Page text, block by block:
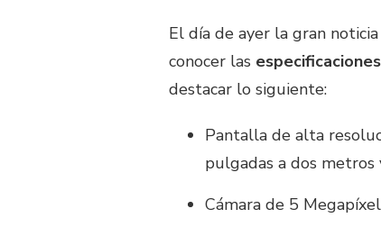
El día de ayer la gran
conocer las
destacar lo siguiente:
Pantalla de alta
pulgadas a dos metros
Cámara de 5